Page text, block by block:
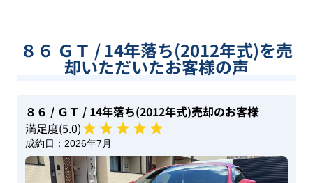
８６ ＧＴ / 14年落ち(2012年式)を売
却いただいたお客様の声
８６ / ＧＴ / 14年落ち(2012年式)売却のお客様
満足度(5.0)
成約日： 2026年7月